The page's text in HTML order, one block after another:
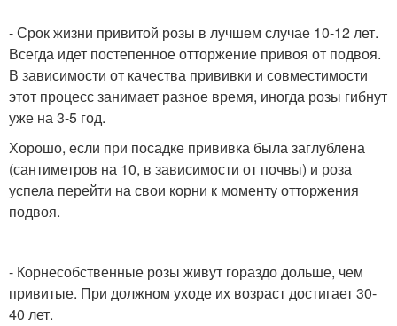
- Срок жизни привитой розы в лучшем случае 10-12 лет.
Всегда идет постепенное отторжение привоя от подвоя.
В зависимости от качества прививки и совместимости
этот процесс занимает разное время, иногда розы гибнут
уже на 3-5 год.
Хорошо, если при посадке прививка была заглублена
(сантиметров на 10, в зависимости от почвы) и роза
успела перейти на свои корни к моменту отторжения
подвоя.
- Корнесобственные розы живут гораздо дольше, чем
привитые. При должном уходе их возраст достигает 30-
40 лет.